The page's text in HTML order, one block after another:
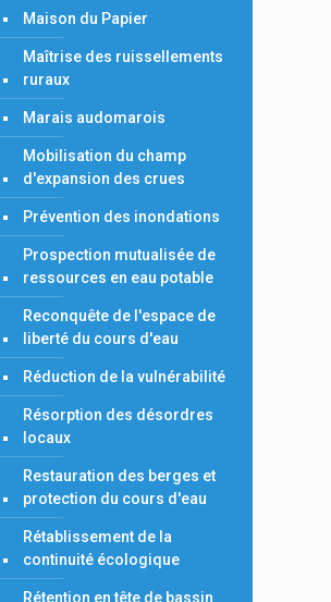
Maison du Papier
Maîtrise des ruissellements
ruraux
Marais audomarois
Mobilisation du champ
d'expansion des crues
Prévention des inondations
Prospection mutualisée de
ressources en eau potable
Reconquête de l'espace de
liberté du cours d'eau
Réduction de la vulnérabilité
Résorption des désordres
locaux
Restauration des berges et
protection du cours d'eau
Rétablissement de la
continuité écologique
Rétention en tête de bassin